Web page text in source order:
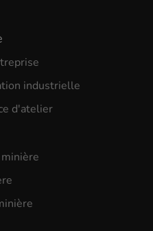
industrielle
d'atelier